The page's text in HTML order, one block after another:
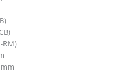
RM)